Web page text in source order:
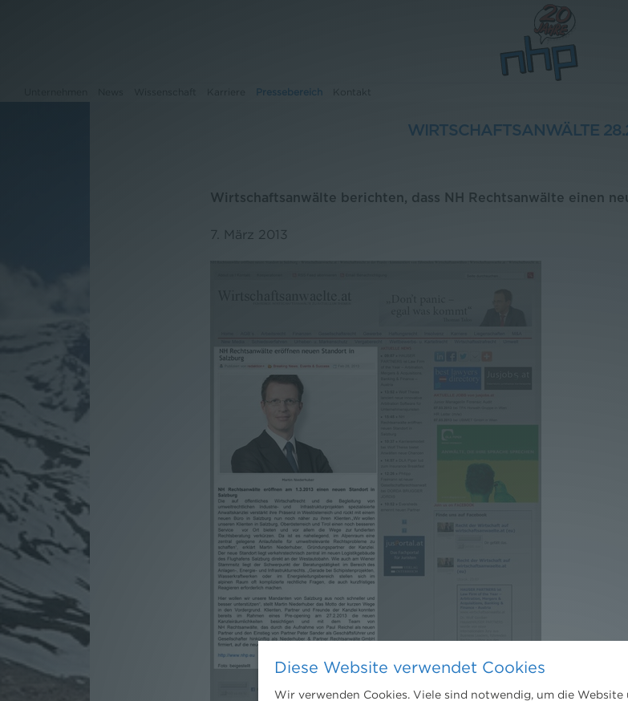
Pressebereich Kontakt
Kontakt
WIRTSCHAFTSANWÄLTE
Wirtschaftsanwälte berichten, dass NH Rechtsanwälte einen
7. März 2013
Diese Website verwendet Cookies
Wir verwenden Cookies. Viele sind notwendig, um die